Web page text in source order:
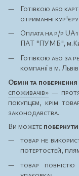
Готівкою або
отриманні
Оплата на р/р
ПАТ "ПУМБ",
Готівкою або за
компанії в м. Львів
Обмін та
споживачів» —
покупцем, крім
законодавства.
Ви можете
товар не
потертостей,
товар повністю